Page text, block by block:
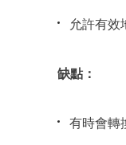
允許有效
缺點：
有時會轉